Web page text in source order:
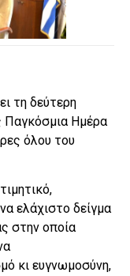
τη δεύτερη
Παγκόσμια Ημέρα
όλου του
ελάχιστο δείγμα
στην οποία
κι ευγνωμοσύνη,